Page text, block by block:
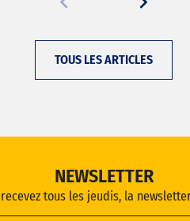
TOUS LES ARTICLES
NEWSLETTER
tous les jeudis, la